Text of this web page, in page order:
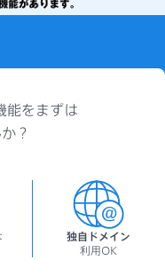
独自ドメイン
利用OK
をまずは
？